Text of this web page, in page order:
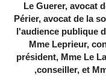
Le Guerer, avocat
Périer, avocat de la
l'audience publique
Mme Leprieur,
président, Mme Le
conseiller, et